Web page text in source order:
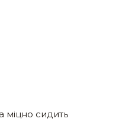
міцно сидить